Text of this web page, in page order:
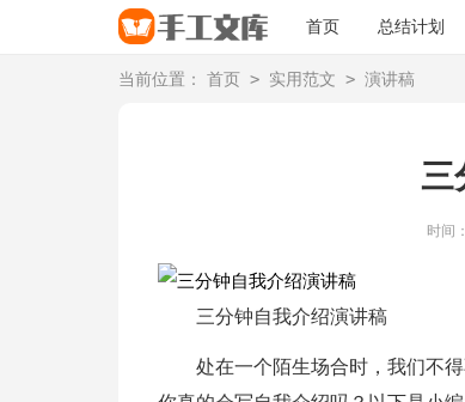
首页 总结计划
当前位置： 首页 > 实用范文 > 演讲稿
三
时间
三分钟自我介绍演讲稿
处在一个陌生场合时，我们不